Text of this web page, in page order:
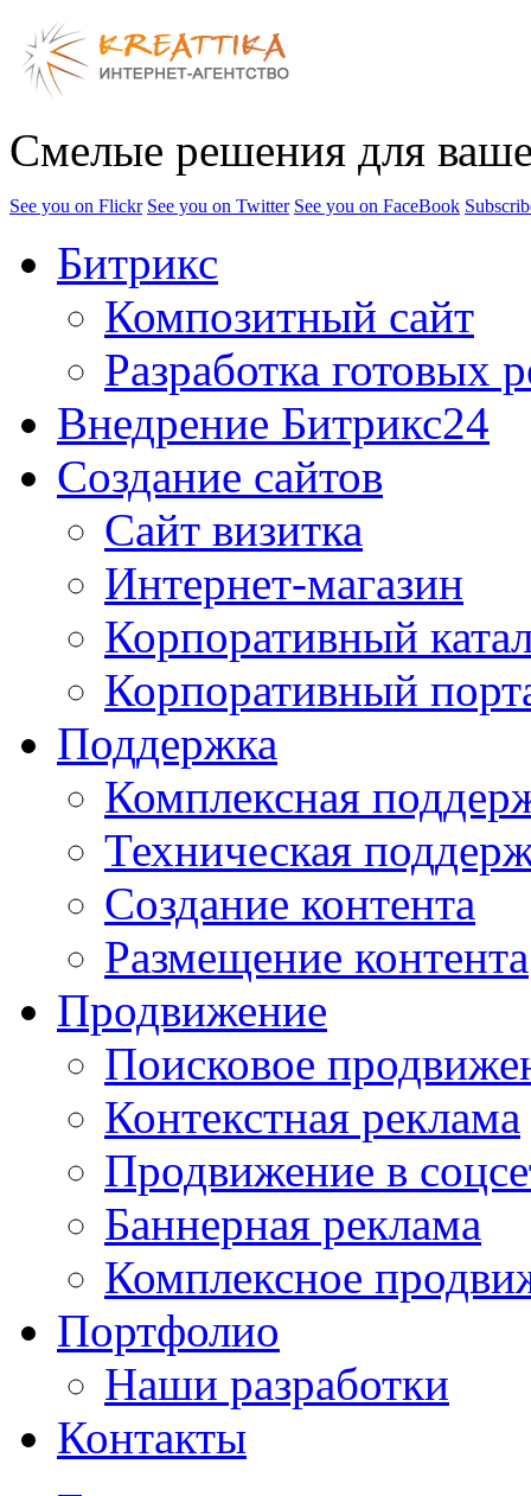
Смелые решения для
See you on Flickr See you on Twitter See you on FaceBook
Битрикс
Композитный сайт
Разработка готовых
Внедрение Битрикс24
Создание сайтов
Сайт визитка
Интернет-магазин
Корпоративный
Корпоративный
Поддержка
Комплексная
Техническая
Создание контента
Размещение контента
Продвижение
Поисковое
Контекстная реклама
Продвижение в
Баннерная реклама
Комплексное
Портфолио
Наши разработки
Контакты